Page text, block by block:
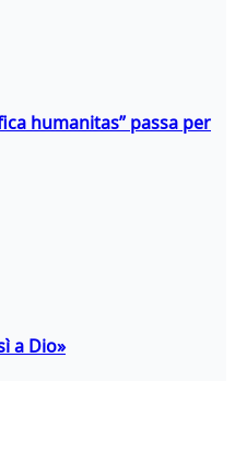
humanitas” passa per
a Dio»